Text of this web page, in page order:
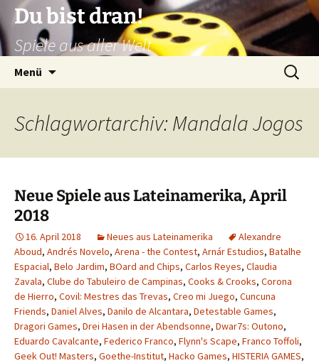
Zum
Inhalt
springen
Du bist dran!
Spiele aus aller Welt
Menü
Suchen
nach:
Schlagwortarchiv: Mandala Jogos
Neue Spiele aus Lateinamerika, April
2018
16. April 2018 Neues aus Lateinamerika
Alexandre
Aboud, Andrés Novelo, Arena - the Contest, Arnár Estudios, Batalhe
Espacial, Belo Jardim, BOard and Chips, Carlos Reyes, Claudia
Zavala, Clube do Tabuleiro de Campinas, Cooks & Crooks, Corona
de Hierro, Covil: Mestres das Trevas, Creo mi Juego, Cuncuna
Friends, Daniel Alves, Danilo de Alcantara, Detestable Games,
Dragori Games, Drei Hasen in der Abendsonne, Dwar7s: Outono,
Eduardo Cavalcante, Federico Franco, Flynn's Scape, Franco Toffoli,
Geek Out! Masters, Goethe-Institut, Hacko Games, HISTERIA GAMES,